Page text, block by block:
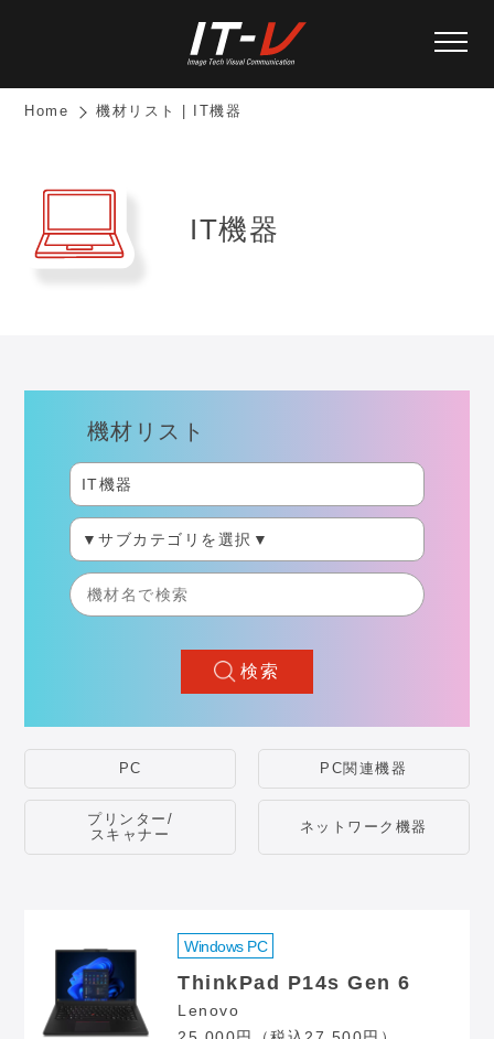
Home 機材リスト | IT機器
IT機器
機材リスト
検索
PC PC関連機器
プリンター/
スキャナー
ネットワーク機器
Windows PC
ThinkPad P14s Gen 6
Lenovo